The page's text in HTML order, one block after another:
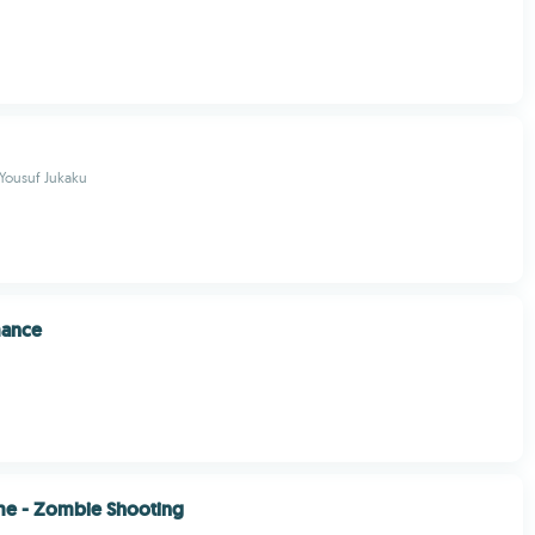
Jukaku
- Zombie Shooting